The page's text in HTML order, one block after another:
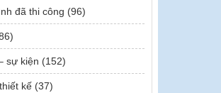
đã thi công (96)
sự kiện (152)
kế(37)